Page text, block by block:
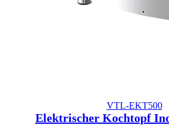
VTL-EKT500
Elektrischer Kochtopf